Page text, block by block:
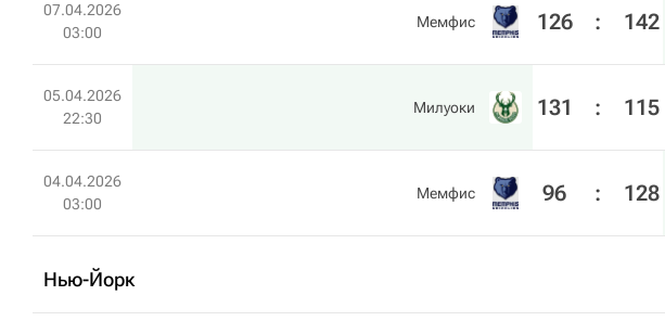
07.04.2026
03:00
Мемфис 126 : 142
05.04.2026
22:30
Милуоки 131 : 115
04.04.2026
03:00
Мемфис 96 : 128
Нью-Йорк